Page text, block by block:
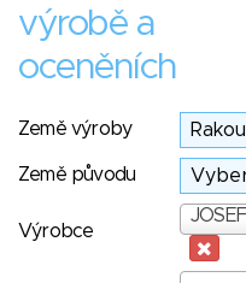
výrobě a
oceněních
Země výroby
Země původu
Výrobce